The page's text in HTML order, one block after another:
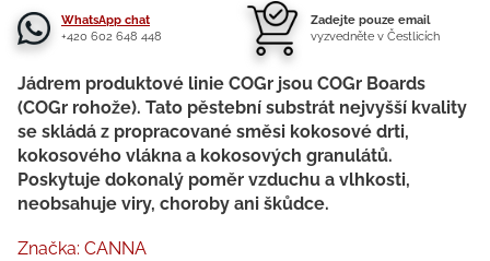
WhatsApp chat
+420 602 648 448
Zadejte pouze email
vyzvedněte v Čestlicích
Jádrem produktové linie COGr jsou COGr Boards
(COGr rohože). Tato pěstební substrát nejvyšší kvality
se skládá z propracované směsi kokosové drti,
kokosového vlákna a kokosových granulátů.
Poskytuje dokonalý poměr vzduchu a vlhkosti,
neobsahuje viry, choroby ani škůdce.
Značka: CANNA